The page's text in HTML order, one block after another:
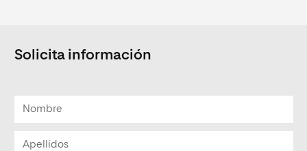
Solicita información